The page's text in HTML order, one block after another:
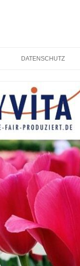
DATENSCHUTZ